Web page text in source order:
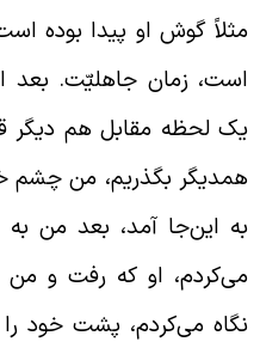
گوش او پیدا بوده
زمان جاهلیّت. بعد او
لحظه مقابل هم دیگر قرار
بگذریم، من چشم
این‌جا آمد، بعد من به
او که رفت و من
می‌کردم، پشت خود را